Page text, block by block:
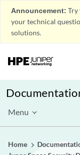
Announcement: Try
your technical
solutions.
Menu
Home